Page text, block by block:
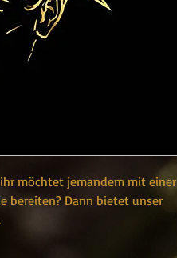
möchtet jemandem mit einer
bereiten? Dann bietet unser